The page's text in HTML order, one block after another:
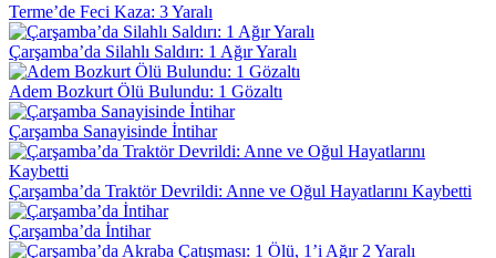
Terme’de Feci Kaza: 3 Yaralı
Çarşamba’da Silahlı Saldırı: 1 Ağır Yaralı
Adem Bozkurt Ölü Bulundu: 1 Gözaltı
Çarşamba Sanayisinde İntihar
Çarşamba’da Traktör Devrildi: Anne ve Oğul Hayatlarını Kaybetti
Çarşamba’da İntihar